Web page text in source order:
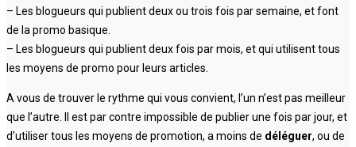
– Les blogueurs qui publient deux ou trois fois par semaine, et font
de la promo basique.
– Les blogueurs qui publient deux fois par mois, et qui utilisent tous
les moyens de promo pour leurs articles.
A vous de trouver le rythme qui vous convient, l’un n’est pas meilleur
que l’autre. Il est par contre impossible de publier une fois par jour, et
d’utiliser tous les moyens de promotion, a moins de déléguer, ou de